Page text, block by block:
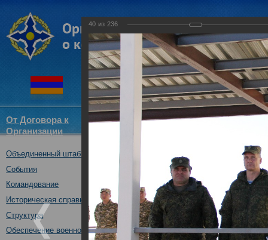
От Договора к
Организации
Структура
Объединенный штаб ОДКБ
События
Командование
Историческая справка
Структура
Обеспечение военной безопасности
Совместное тактическое
«Рубеж-2016»
04.10.2016
40 из 236